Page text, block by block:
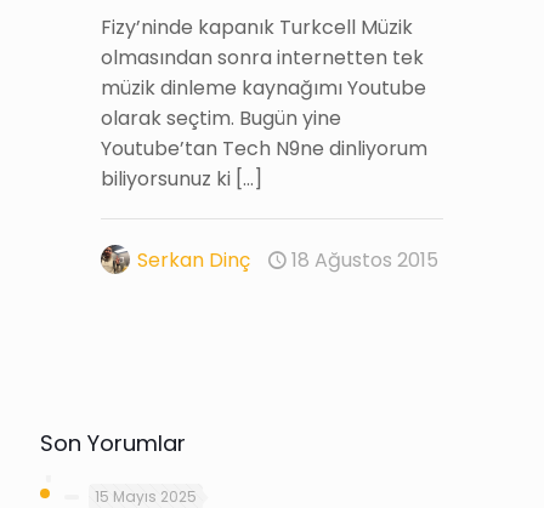
Fizy’ninde kapanık Turkcell Müzik
olmasından sonra internetten tek
müzik dinleme kaynağımı Youtube
olarak seçtim. Bugün yine
Youtube’tan Tech N9ne dinliyorum
biliyorsunuz ki […]
Serkan Dinç 18 Ağustos 2015
Son Yorumlar
15 Mayıs 2025